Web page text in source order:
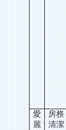
愛
麗
房務
清潔